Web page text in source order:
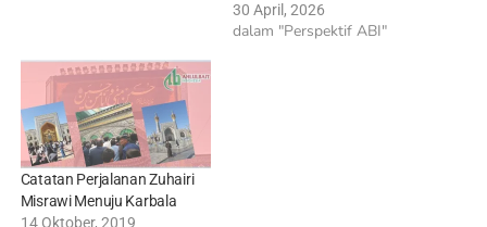
30 April, 2026
dalam "Perspektif ABI"
Catatan Perjalanan Zuhairi
Misrawi Menuju Karbala
14 Oktober, 2019